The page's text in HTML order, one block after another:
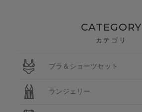
CATEGORY
カテゴリ
ブラ＆ショーツセット
ランジェリー